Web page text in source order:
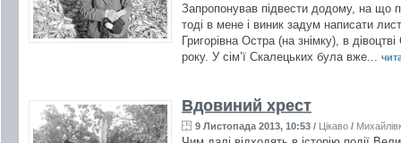
Запропонував підвести додому, на що
тоді в мене і виник задум написати
Григорівна Остра (на знімку), в
року. У сім’ї Скалецьких була вже...
Вдовиний хрест
9 Листопада 2013, 10:53 / Цікаво /